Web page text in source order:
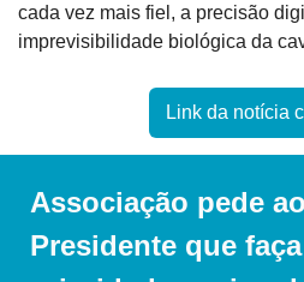
cada vez mais fiel, a precisão
imprevisibilidade biológica da
Link da notícia
Associação pede
Presidente que